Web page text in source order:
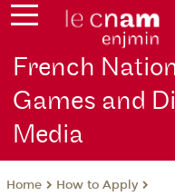
French
Games and
Media
Home
How to Apply